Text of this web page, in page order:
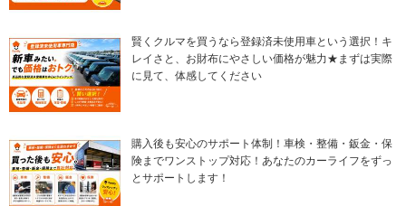
賢くクルマを買うなら登録済未使用車という選択！キ
レイさと、お財布にやさしい価格が魅力★まずは実際
に見て、体感してください
購入後も安心のサポート体制！車検・整備・鈑金・保
険までワンストップ対応！あなたのカーライフをずっ
とサポートします！